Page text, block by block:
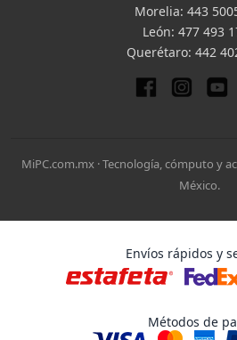
Morelia: 443
León: 477 493
Querétaro: 442
MiPC.com.mx · Tecnología, cómputo y
México.
Envíos rápidos y
Métodos de